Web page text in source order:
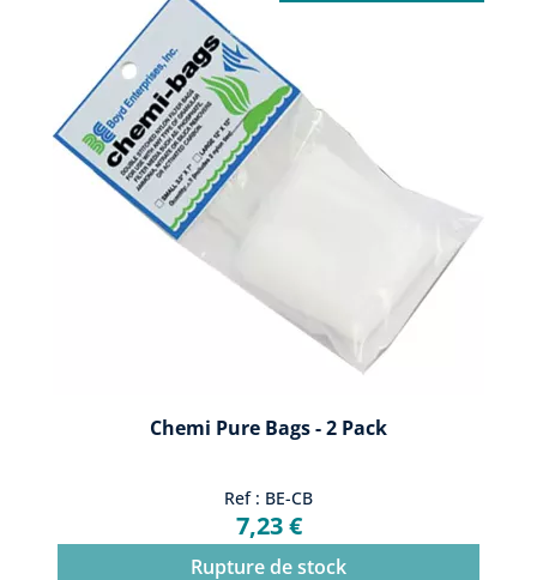
Chemi Pure Bags - 2 Pack
Ref : BE-CB
7,23 €
Rupture de stock